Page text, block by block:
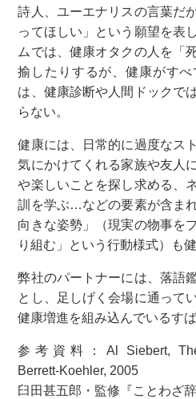
詩人、ユーエナリスの言葉だ
ってほしい」という願望を表
ムでは、健康オタクの人を「
揄したりするが、健康がす
は、健康診断や人間ドックで
らない。
健康には、日常的に過度なス
気にかけてくれる家族や友人
や楽しいことを探し求める、
訓を学ぶ…などの要素が含ま
向きな姿勢」（現実の物事を
り組む」という行動様式）も
弊社のパートナーには、落語
とし、足しげく会場に通って
健康増進を組み込んでいるす
参考資料：Al Siebert, The
Berrett-Koehler, 2005
臼田甚五郎・監修『ことわざ